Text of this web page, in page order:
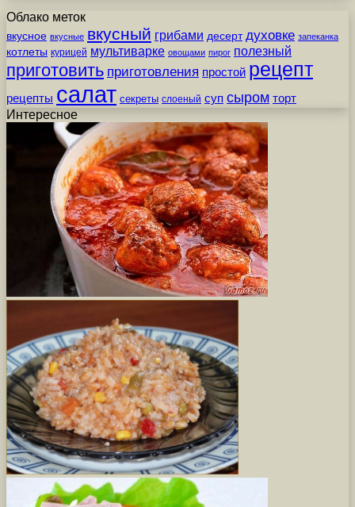
Облако меток
вкусное вкусные вкусный грибами десерт духовке запеканка
котлеты курицей мультиварке овощами пирог полезный
приготовить приготовления простой рецепт
рецепты салат секреты слоеный суп сыром торт
Интересное